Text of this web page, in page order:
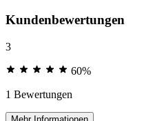
Kundenbewertungen
3
60%
1 Bewertungen